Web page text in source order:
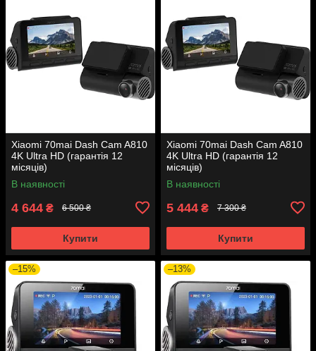
Xiaomi 70mai Dash Cam A810
4K Ultra HD (гарантія 12
місяців)
В наявності
4 644 ₴ 6 500 ₴
Купити
Xiaomi 70mai Dash Cam A810
4K Ultra HD (гарантія 12
місяців)
В наявності
5 444 ₴ 7 300 ₴
Купити
–15% –13%